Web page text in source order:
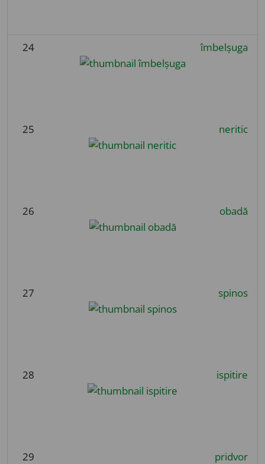
24 îmbelșuga
25 neritic
26 obadă
27 spinos
28 ispitire
29 pridvor